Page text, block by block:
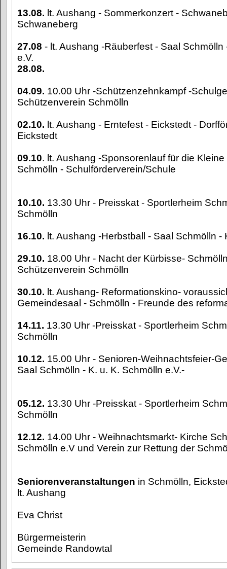
13.08. lt. Aushang - Sommerkonzert -
Schwaneberg
27.08 - lt. Aushang -Räuberfest - Saal Schmölln
e.V.
28.08.
04.09. 10.00 Uhr -Schützenzehnkampf -
Schützenverein Schmölln
02.10. lt. Aushang - Erntefest - Eickstedt -
Eickstedt
09.10. lt. Aushang -Sponsorenlauf für die
Schmölln - Schulförderverein/Schule
10.10. 13.30 Uhr - Preisskat - Sportlerheim
Schmölln
16.10. lt. Aushang -Herbstball - Saal Schmölln -
29.10. 18.00 Uhr - Nacht der Kürbisse-
Schützenverein Schmölln
30.10. lt. Aushang- Reformationskino-
Gemeindesaal - Schmölln - Freunde des
14.11. 13.30 Uhr -Preisskat - Sportlerheim
Schmölln
10.12. 15.00 Uhr - Senioren-Weihnachtsfeier-
Saal Schmölln - K. u. K. Schmölln e.V.-
05.12. 13.30 Uhr -Preisskat - Sportlerheim
Schmölln
12.12. 14.00 Uhr - Weihnachtsmarkt- Kirche
Schmölln e.V und Verein zur Rettung der
Seniorenveranstaltungen in Schmölln,
lt. Aushang
Eva Christ
Bürgermeisterin
Gemeinde Randowtal